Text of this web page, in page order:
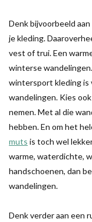
Denk bijvoorbeeld
je kleding.
vest of trui. Een
winterse
wintersport kleding is
wandelingen. Kies
nemen. Met al die
hebben. En om het
muts is toch wel
warme, waterdichte,
handschoenen, dan
wandelingen.
Denk verder aan een